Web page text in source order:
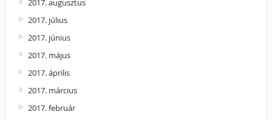
2017. augusztus
2017. július
2017. június
2017. május
2017. április
2017. március
2017. február